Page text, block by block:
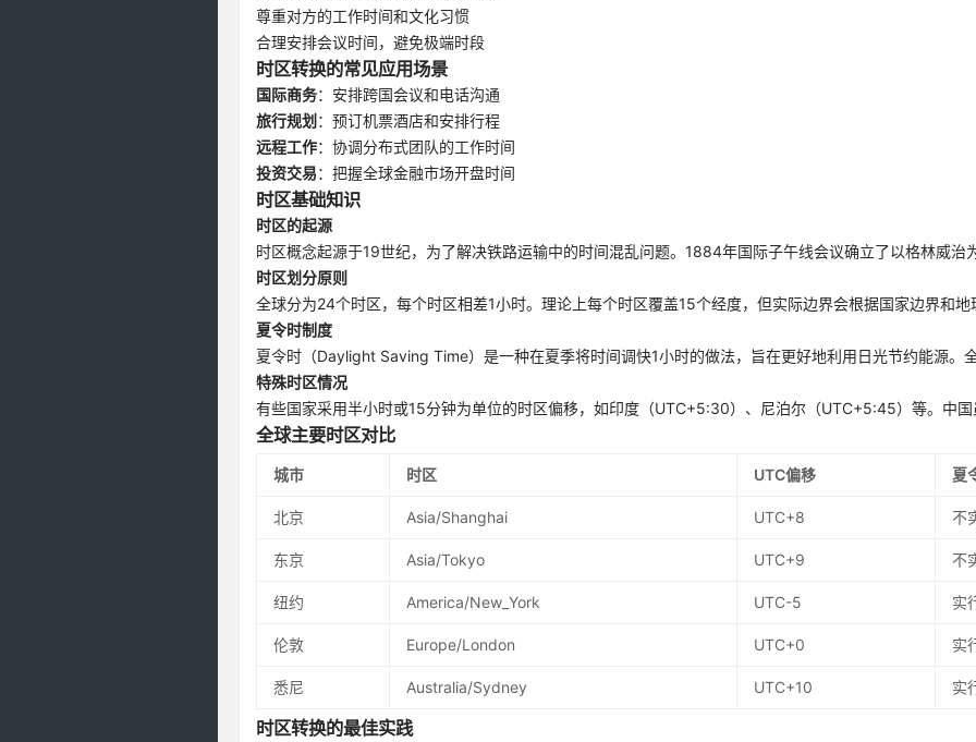
尊重对方的工作时间和文化习惯
合理安排会议时间，避免极端时段
时区转换的常见应用场景
国际商务：安排跨国会议和电话沟通
旅行规划 ：预订机票酒店和安排行程
远程工作：协调分布式团队的工作时间
投资交易：把握全球金融市场开盘时间
时区基础知识
时区的起源
时区概念起源于19世纪，为了解决铁路运输中的时间混乱问题。1884年国际子午线会议确立了以格林威治
时区划分原则
全球分为24个时区，每个时区相差1小时。理论上每个时区覆盖15个经度，但实际边界会根据国家边界和地
夏令时制度
夏令时（Daylight Saving Time）是一种在夏季将时间调快1小时的做法，旨在更好地利用日光节约能源。
特殊时区情况
有些国家采用半小时或15分钟为单位的时区偏移，如印度（UTC+5:30）、尼泊尔（UTC+5:45）等。中国
全球主要时区对比
城市 时区 UTC偏移 夏
北京 Asia/Shanghai UTC+8 不
东京 Asia/Tokyo UTC+9 不
纽约 America/New_York UTC-5 实
伦敦 Europe/London UTC+0 实
悉尼 Australia/Sydney UTC+10 实
时区转换的最佳实践